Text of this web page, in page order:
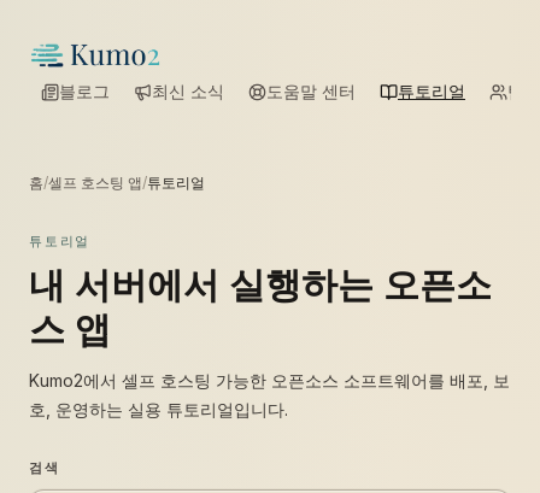
블로그 최신 소식 도움말 센터 튜토리얼 팀
홈/셀프 호스팅 앱/튜토리얼
튜토리얼
내 서버에서 실행하는 오픈소
스 앱
Kumo2에서 셀프 호스팅 가능한 오픈소스 소프트웨어를 배포, 보
호, 운영하는 실용 튜토리얼입니다.
검색